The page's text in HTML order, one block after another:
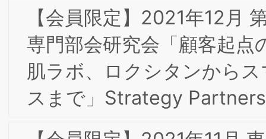
房）が発刊されました。
2017年7月 東京第10回フォーラムのお知
らせ
2017年9月 東阪合同合宿
2016年9月 淡路島研修合宿の報告